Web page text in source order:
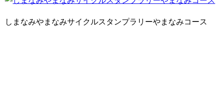
しまなみやまなみサイクルスタンプラリーやまなみコース